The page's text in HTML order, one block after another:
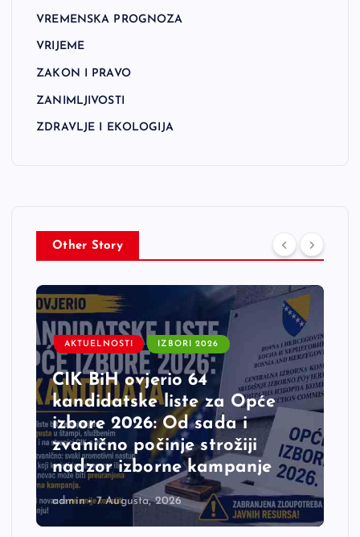
VREMENSKA PROGNOZA
VRIJEME
ZAKON I PRAVO
ZANIMLJIVOSTI
ZDRAVLJE I EKOLOGIJA
Other Story
AKTUELNOSTI IZBORI 2026
CIK BiH ovjerio 64
kandidatske liste za Opće
izbore 2026: Od sada i
zvanično počinje strožiji
nadzor izborne kampanje
admin 7 Augusta, 2026